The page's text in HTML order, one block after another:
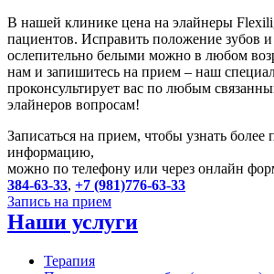
В нашей клинике цена на элайнеры
пациентов. Исправить положение зубов и
ослепительно белыми можно в любом
нам и запишитесь на прием – наш
проконсультирует вас по любым
элайнеров вопросам!
Записаться на прием, чтобы узнать
информацию,
можно по телефону или через онлайн
384-63-33, +7 (981)776-63-33
Запись на прием
Наши услуги
Терапия